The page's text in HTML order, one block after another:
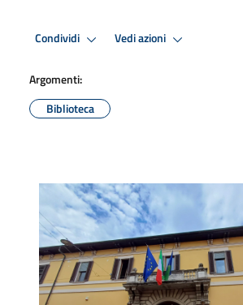
Condividi Vedi azioni
Argomenti:
Biblioteca